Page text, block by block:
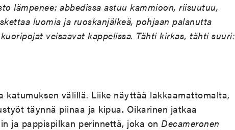
lämpenee: abbedissa astuu kammioon, riisuutuu,
luomia ja ruoskanjälkeä, pohjaan palanutta
veisaavat kappelissa. Tähti kirkas, tähti suuri:
katumuksen välillä. Liike näyttää lakkaamattomalta,
täynnä piinaa ja kipua. Oikarinen jatkaa
ja pappispilkan perinnettä, joka on Decameronen